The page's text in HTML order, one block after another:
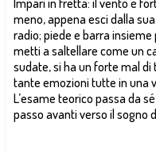
Impari in fretta: il vento è
meno, appena esci dalla
radio; piede e barra
metti a saltellare come un
sudate, si ha un forte mal
tante emozioni tutte in una
L’esame teorico passa da
passo avanti verso il sogno